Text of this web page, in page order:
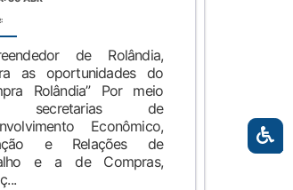
de Rolândia,
as oportunidades do
Rolândia” Por meio
secretarias de
Econômico,
e Relações de
e a de Compras,